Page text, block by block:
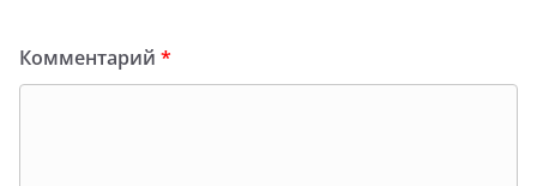
Комментарий *